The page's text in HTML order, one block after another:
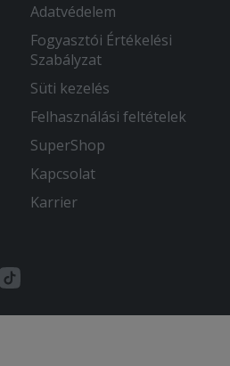
másfél óra volt és a
a pizza. Nyers volt
már innen.
pizza is volt... az
volt rajta. A tészta
Adatvédelem
Fogyasztói Értékelési
Szabályzat
Süti kezelés
Felhasználási feltételek
SuperShop
Kapcsolat
Karrier